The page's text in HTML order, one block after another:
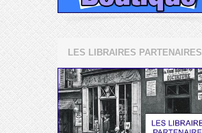
LES LIBRAIRES PARTENAIRES